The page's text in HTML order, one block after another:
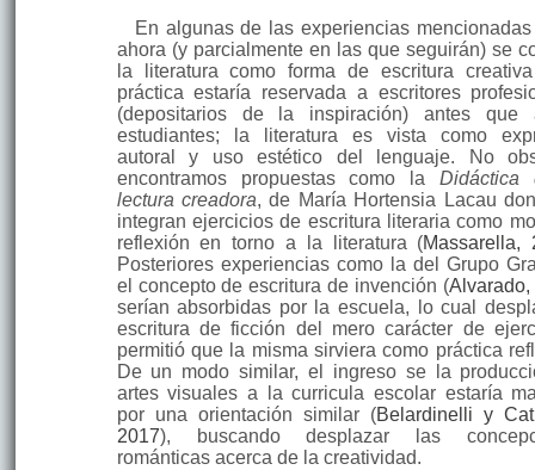
En algunas de las experiencias
ahora (y parcialmente en las que seguirán) se
la literatura como forma de escritura
práctica estaría reservada a escritores
(depositarios de la inspiración) antes
estudiantes; la literatura es vista como
autoral y uso estético del lenguaje. No
encontramos propuestas como la
lectura creadora, de María Hortensia Lacau
integran ejercicios de escritura literaria como
reflexión en torno a la literatura (Massarella,
Posteriores experien­cias como la del Grupo
el concepto de escritura de invención (
serían absorbidas por la escuela, lo cual
escritura de ficción del mero carácter de
permitió que la misma sirviera como práctica
De un modo similar, el ingreso se la
artes visuales a la curricula escolar estaría
por una orientación similar (Belardinelli y
2017), buscando desplazar las
románticas acerca de la creatividad.